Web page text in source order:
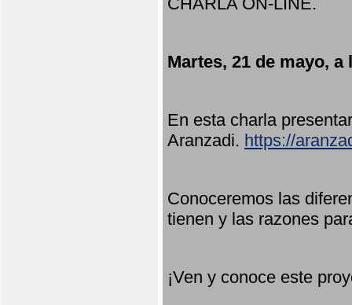
Martes, 21 de mayo, a
En esta charla
Aranzadi. https://
Conoceremos las
tienen y las razones
¡Ven y conoce este